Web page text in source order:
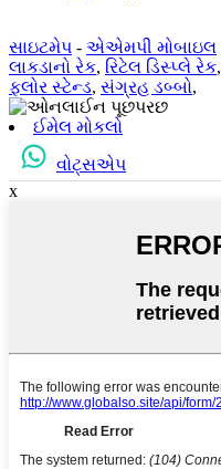
સાઇટમેપ - એએમપી મોબાઇલ
લાકડાનો રેક, રિટેલ ડિસ્પ્લે રેક,
ફ્લોર સ્ટેન્ડ, સંગ્રહ ડબ્બો,
ઈમેલ મોકલો
વોટ્સએપ
x